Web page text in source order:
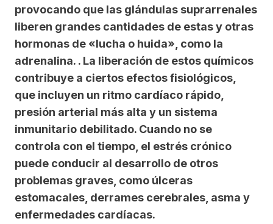
provocando que las glándulas suprarrenales
liberen grandes cantidades de estas y otras
hormonas de «lucha o huida», como la
adrenalina. . La liberación de estos químicos
contribuye a ciertos efectos fisiológicos,
que incluyen un ritmo cardíaco rápido,
presión arterial más alta y un sistema
inmunitario debilitado. Cuando no se
controla con el tiempo, el estrés crónico
puede conducir al desarrollo de otros
problemas graves, como úlceras
estomacales, derrames cerebrales, asma y
enfermedades cardíacas.